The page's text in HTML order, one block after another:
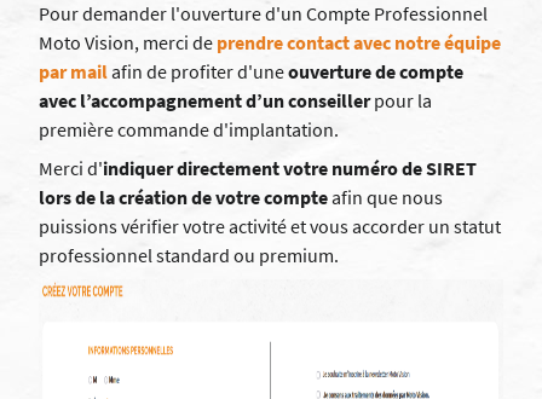
Pour demander l'ouverture d'un Compte Professionnel
Moto Vision, merci de prendre contact avec notre équipe
par mailafin de profiter d'uneouverture de compte
avec l’accompagnement d’un conseillerpour la
première commande d'implantation.
Merci d'indiquer directement votre numéro de SIRET
lors de la création de votre compteafin que nous
puissions vérifier votre activité et vous accorder un statut
professionnel standard ou premium.